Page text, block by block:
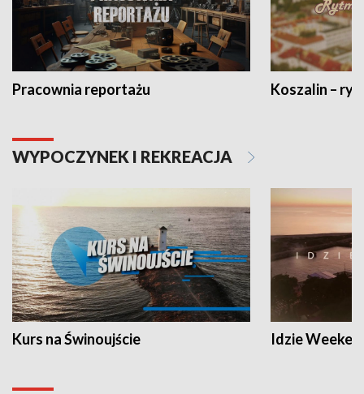
Pracownia reportażu Koszalin –
WYPOCZYNEK I REKREACJA
Kurs na Świnoujście Idzie